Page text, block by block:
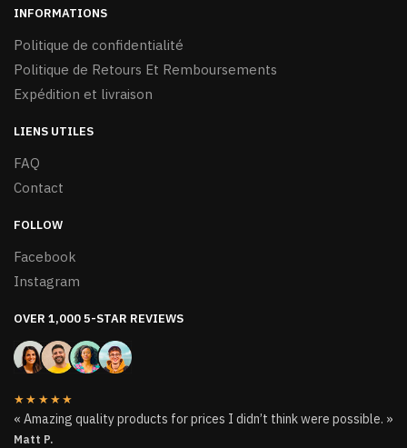
produit
INFORMATIONS
Politique de confidentialité
Politique de Retours Et Remboursements
Expédition et livraison
LIENS UTILES
FAQ
Contact
FOLLOW
Facebook
Instagram
OVER 1,000 5-STAR REVIEWS
★★★★★
« Amazing quality products for prices I didn’t think were possible. »
Matt P.